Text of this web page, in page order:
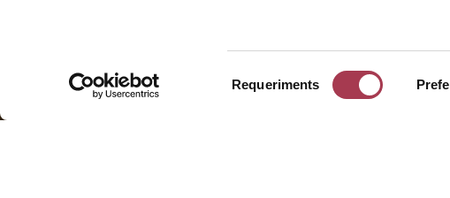
Requeriments